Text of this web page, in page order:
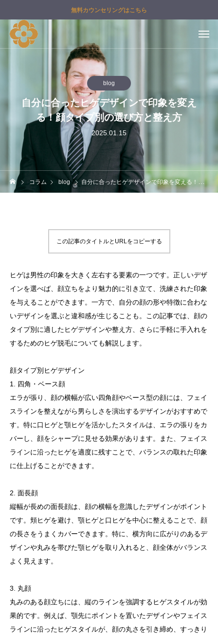
無料カウンセリングはこちら
blog
自分に合ったヒゲデザインで印象を変え
る！顔タイプ別の選び方と整え方
2025.01.15
コラム blog 自分に合ったヒゲデザインで印象を変える！顔タイプ別の選び方と整え方
この記事のタイトルとURLをコピーする
ヒゲは男性の印象を大きく左右する要素の一つです。正しいデザ
インを選べば、顔立ちをより魅力的に引き立て、洗練された印象
を与えることができます。一方で、自分の顔の形や特徴に合わな
いデザインを選ぶと違和感が生じることも。この記事では、顔の
タイプ別に適したヒゲデザインや整え方、さらに手軽に手入れを
するためのヒゲ脱毛についても解説します。
顔タイプ別ヒゲデザイン
1. 四角・ベース顔
エラが張り、顔の横幅が広い四角顔やベース型の顔には、フェイ
スラインを整えながら男らしさを演出するデザインがおすすめで
す。特に口ヒゲと顎ヒゲを活かしたスタイルは、エラの張りをカ
バーし、顔をシャープに見せる効果があります。また、フェイス
ラインに沿ったヒゲを適度に残すことで、バランスの取れた印象
に仕上げることができます。
2. 面長顔
縦幅が長めの面長顔は、顔の横幅を意識したデザインがポイント
です。頬ヒゲを避け、顎ヒゲと口ヒゲを中心に整えることで、顔
の長さをうまくカバーできます。特に、横方向に広がりのあるデ
ザインや丸みを帯びた顎ヒゲを取り入れると、顔全体がバランス
よく見えます。
3. 丸顔
丸みのある顔立ちには、縦のラインを強調するヒゲスタイルが効
果的です。例えば、顎先にポイントを置いたデザインやフェイス
ラインに沿ったヒゲスタイルが、顔の丸さを引き締め、すっきり